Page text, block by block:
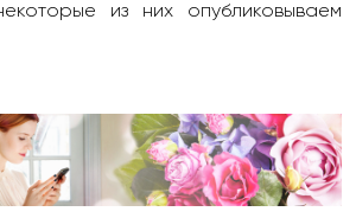
из них опубликовываем